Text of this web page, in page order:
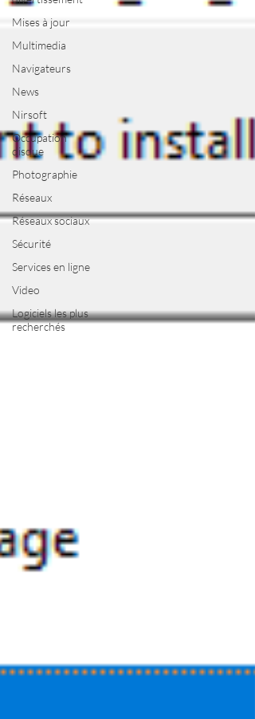
Mises à jour
Multimedia
Navigateurs
News
Nirsoft
Occupation
disque
Photographie
Réseaux
Réseaux sociaux
Sécurité
Services en ligne
Video
Logiciels les plus
recherchés